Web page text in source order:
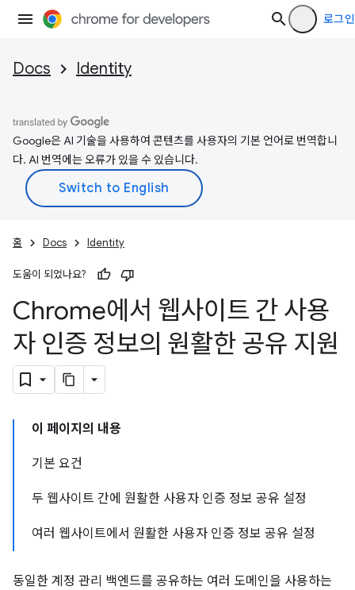
로그인
Docs Identity
Google은 AI 기술을 사용하여 콘텐츠를 사용자의 기본 언어로 번역합니
다. AI 번역에는 오류가 있을 수 있습니다.
홈 Docs Identity
도움이 되었나요?
Chrome에서 웹사이트 간 사용
자 인증 정보의 원활한 공유 지원
이 페이지의 내용
기본 요건
두 웹사이트 간에 원활한 사용자 인증 정보 공유 설정
여러 웹사이트에서 원활한 사용자 인증 정보 공유 설정
동일한 계정 관리 백엔드를 공유하는 여러 도메인을 사용하는